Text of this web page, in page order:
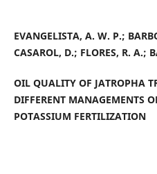
EVANGELISTA, A. W. P.;
CASAROL, D.; FLORES, R. A.;
OIL QUALITY OF JATROPHA
DIFFERENT MANAGEMENTS
POTASSIUM FERTILIZATION